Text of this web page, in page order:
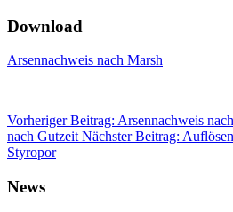
Download
Arsennachweis nach Marsh
Vorheriger Beitrag: Arsennachweis
nach Gutzeit Nächster Beitrag:
Styropor
News